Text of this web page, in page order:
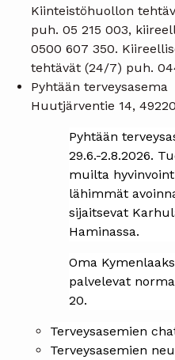
Kiinteistöhuollon
puh. 05 215 003,
0500 607 350.
tehtävät (24/7) puh.
Pyhtään terveysasema
Huutjärventie 14,
Pyhtään
29.6.-2.8.2026.
muilta
lähimmät
sijaitsevat
Haminassa.
Oma
palvelevat
20.
Terveysasemien
Terveysasemien